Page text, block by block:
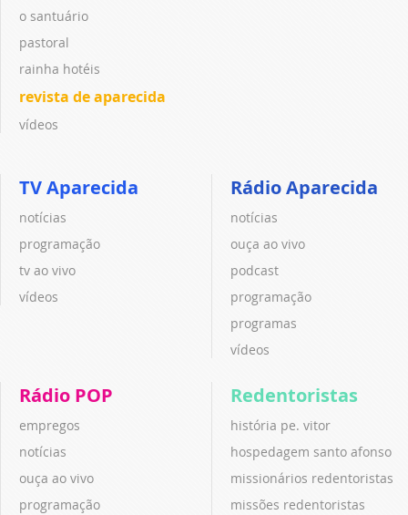
o santuário
pastoral
rainha hotéis
revista de aparecida
vídeos
TV Aparecida
notícias
programação
tv ao vivo
vídeos
Rádio Aparecida
notícias
ouça ao vivo
podcast
programação
programas
vídeos
Rádio POP
empregos
notícias
ouça ao vivo
programação
Redentoristas
história pe. vitor
hospedagem santo afonso
missionários redentoristas
missões redentoristas